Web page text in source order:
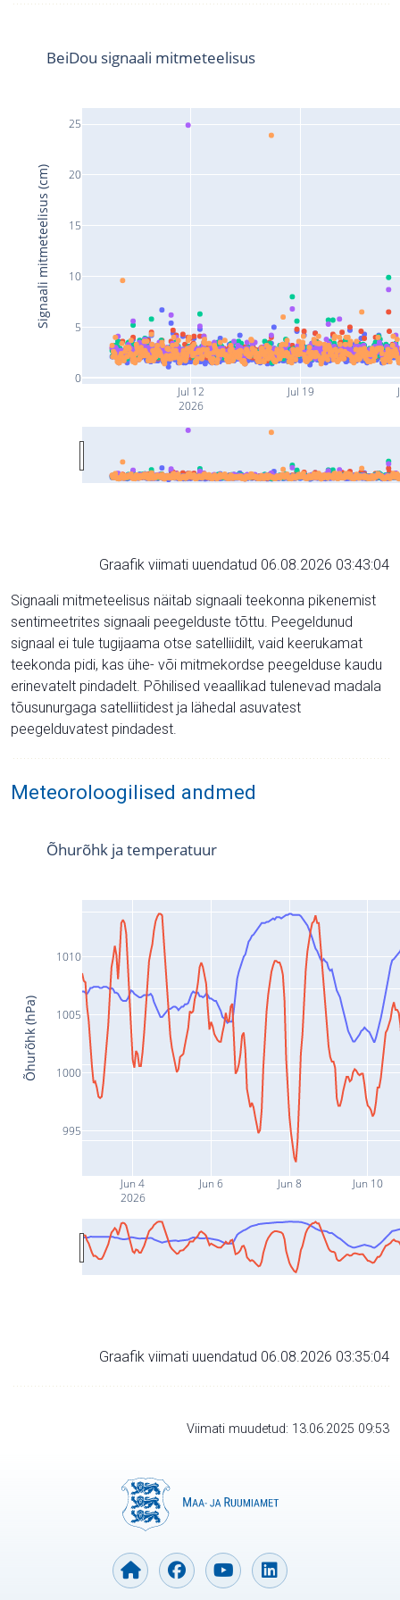
Jul 12
2026
Jul 19
0
5
10
15
20
25
BeiDou signaali mitmeteelisus
Signaali mitmeteelisus (cm)
Graafik viimati uuendatud 06.08.2026 03:43:04
Signaali mitmeteelisus näitab signaali teekonna pikenemist
sentimeetrites signaali peegelduste tõttu. Peegeldunud
signaal ei tule tugijaama otse satelliidilt, vaid keerukamat
teekonda pidi, kas ühe- või mitmekordse peegelduse kaudu
erinevatelt pindadelt. Põhilised veaallikad tulenevad madala
tõusunurgaga satelliitidest ja lähedal asuvatest
peegelduvatest pindadest.
Meteoroloogilised andmed
Jun 4
2026
Jun 6 Jun 8 Jun 10
995
1000
1005
1010
Õhurõhk ja temperatuur
Õhurõhk (hPa)
Graafik viimati uuendatud 06.08.2026 03:35:04
Viimati muudetud: 13.06.2025 09:53